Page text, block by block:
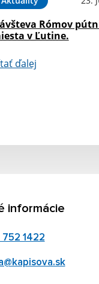
Rómov
v Ľutine.
ďalej
informácie
752 1422